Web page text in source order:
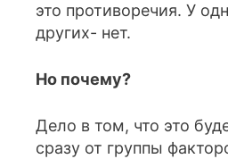
это противоречия. У
других- нет.
Но почему?
Дело в том, что это
сразу от группы